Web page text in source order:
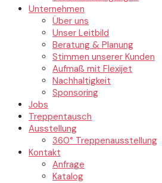
Unternehmen
Über uns
Unser Leitbild
Beratung & Planung
Stimmen unserer Kunden
Aufmaß mit Flexijet
Nachhaltigkeit
Sponsoring
Jobs
Treppentausch
Ausstellung
360° Treppenausstellung
Kontakt
Anfrage
Katalog